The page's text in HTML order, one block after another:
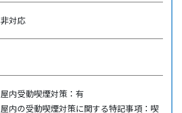
非対応
屋内受動喫煙対策：有
屋内の受動喫煙対策に関する特記事項：喫